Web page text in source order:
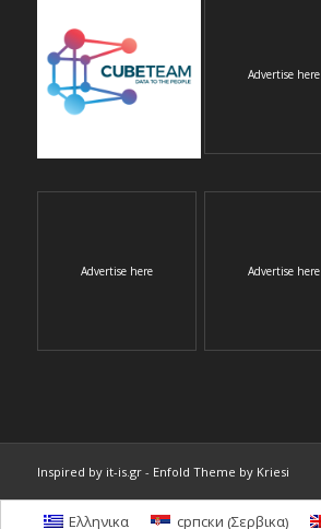
Advertise here
Advertise here Advertise here
Inspired by it-is.gr- Enfold Theme by Kriesi
Ελληνικα српски (Σερβικα)